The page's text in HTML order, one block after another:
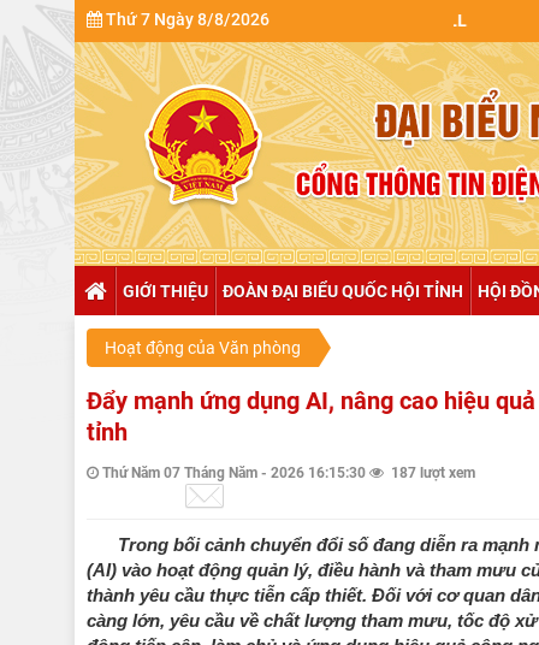
Thứ 7 Ngày 8/8/2026
GIỚI THIỆU ĐOÀN ĐẠI BIỂU QUỐC HỘI TỈNH HỘI
Hoạt động của Văn phòng
Đẩy mạnh ứng dụng AI, nâng cao hiệu
tỉnh
Thứ Năm 07 Tháng Năm - 2026 16:15:30 187 lượt xem
Trong bối cảnh chuyển đổi số đang diễn ra
(AI) vào hoạt động quản lý, điều hành và tham mưu
thành yêu cầu thực tiễn cấp thiết. Đối với cơ quan
càng lớn, yêu cầu về chất lượng tham mưu, tốc độ